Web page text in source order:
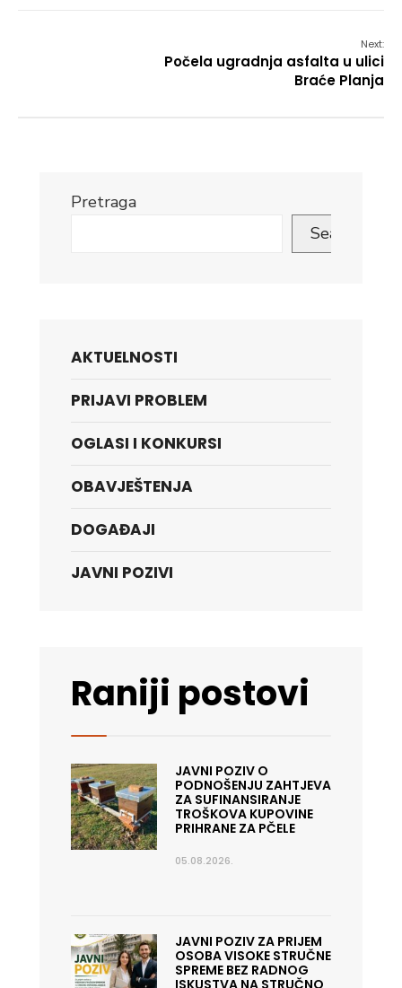
Next:
Počela ugradnja asfalta u ulici
Braće Planja
Pretraga
Search
AKTUELNOSTI
PRIJAVI PROBLEM
OGLASI I KONKURSI
OBAVJEŠTENJA
DOGAĐAJI
JAVNI POZIVI
Raniji postovi
JAVNI POZIV O
PODNOŠENJU ZAHTJEVA
ZA SUFINANSIRANJE
TROŠKOVA KUPOVINE
PRIHRANE ZA PČELE
05.08.2026.
JAVNI POZIV ZA PRIJEM
OSOBA VISOKE STRUČNE
SPREME BEZ RADNOG
ISKUSTVA NA STRUČNO